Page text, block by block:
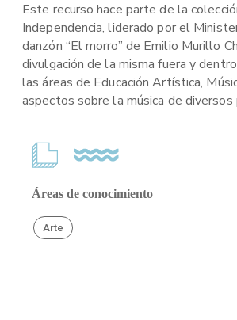
Este recurso hace parte de la
Independencia, liderado por el
danzón “El morro” de Emilio Murillo
divulgación de la misma fuera y
las áreas de Educación Artística,
aspectos sobre la música de
Áreas de conocimiento
Arte